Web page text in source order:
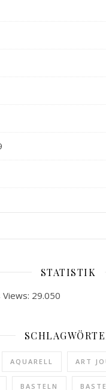
STATISTIK
29.050
AQUARELL ART
BASTELN